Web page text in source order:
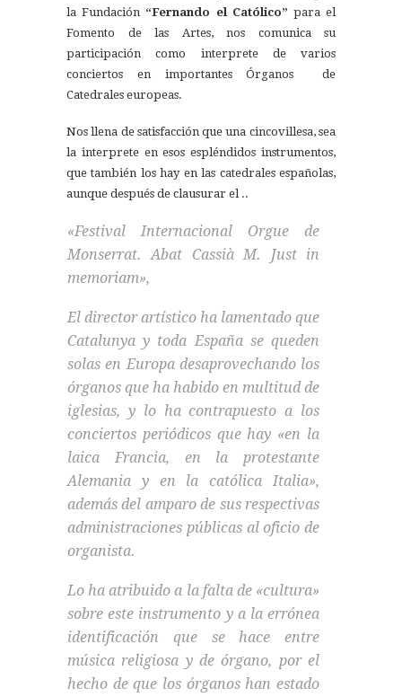
la Fundación “Fernando el Católico” para el
Fomento de las Artes, nos comunica su
participación como interprete de varios
conciertos en importantes Órganos de
Catedrales europeas.
Nos llena de satisfacción que una cincovillesa, sea
la interprete en esos espléndidos instrumentos,
que también los hay en las catedrales españolas,
aunque después de clausurar el ..
«Festival Internacional Orgue de
Monserrat. Abat Cassià M. Just in
memoriam»,
El director artístico ha lamentado que
Catalunya y toda España se queden
solas en Europa desaprovechando los
órganos que ha habido en multitud de
iglesias, y lo ha contrapuesto a los
conciertos periódicos que hay «en la
laica Francia, en la protestante
Alemania y en la católica Italia»,
además del amparo de sus respectivas
administraciones públicas al oficio de
organista.
Lo ha atribuido a la falta de «cultura»
sobre este instrumento y a la errónea
identificación que se hace entre
música religiosa y de órgano, por el
hecho de que los órganos han estado